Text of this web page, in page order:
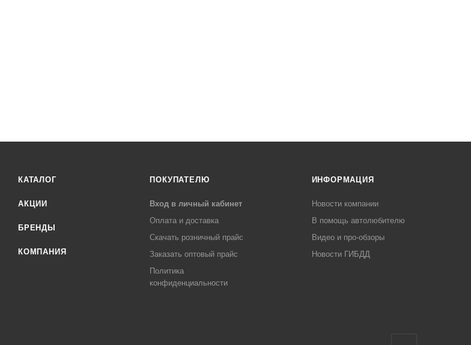
КАТАЛОГ
АКЦИИ
БРЕНДЫ
КОМПАНИЯ
ПОКУПАТЕЛЮ
Вход в личный кабинет
Оплата и доставка
Скачать розничный прайс
Заказать оптовый прайс
Политика
конфиденциальности
ИНФОРМАЦИЯ
Новости компании
В помощь автолюбителю
Видео и про-обзоры
Новости ГИБДД